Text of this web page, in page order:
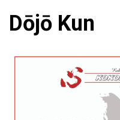
Dōjō Kun